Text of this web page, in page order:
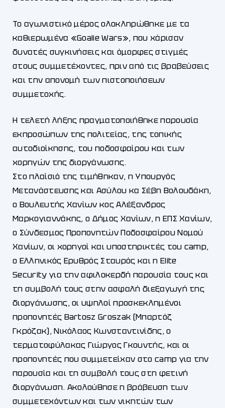
Το αγωνιστικό μέρος ολοκληρώθηκε με τα
καθιερωμένα «Goalie Wars», που χάρισαν
δυνατές συγκινήσεις και όμορφες στιγμές
στους συμμετέχοντες, πριν από τις βραβεύσεις
και την απονομή των πιστοποιήσεων
συμμετοχής.
Η τελετή λήξης πραγματοποιήθηκε παρουσία
εκπροσώπων της πολιτείας, της τοπικής
αυτοδιοίκησης, του ποδοσφαίρου και των
χορηγών της διοργάνωσης.
Στο πλαίσιό της τιμήθηκαν, η Υπουργός
Μετανάστευσης και Ασύλου κα Σέβη Βολουδάκη,
ο Βουλευτής Χανίων κος Αλέξανδρος
Μαρκογιαννάκης, ο Δήμος Χανίων, η ΕΠΣ Χανίων,
ο Σύνδεσμος Προπονητών Ποδοσφαίρου Νομού
Χανίων, οι χορηγοί και υποστηρικτές του camp,
ο Ελληνικός Ερυθρός Σταυρός και η Elite
Security για την αφιλοκερδή παρουσία τους και
τη συμβολή τους στην ασφαλή διεξαγωγή της
διοργάνωσης, οι υψηλοί προσκεκλημένοι
προπονητές Bartosz Groszak (Μπαρτόζ
Γκρόζακ), Νικόλαος Κωνσταντινίδης, ο
τερματοφύλακας Γιώργος Γκουντής, και οι
προπονητές που συμμετείχαν στο camp για την
παρουσία και τη συμβολή τους στη φετινή
διοργάνωση. Ακολούθησε η βράβευση των
συμμετεχόντων και των νικητών των